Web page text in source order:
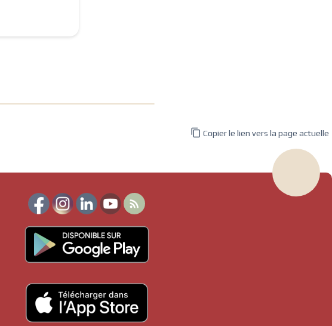
 Copier le lien vers la page actuelle
